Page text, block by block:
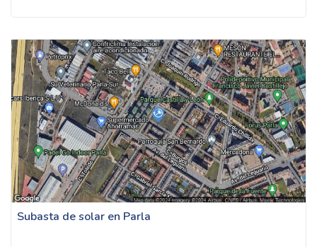
Subasta de solar en Parla